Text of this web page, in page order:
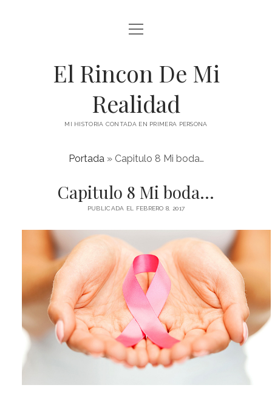
abrir
menú
El Rincon De Mi
Realidad
MI HISTORIA CONTADA EN PRIMERA PERSONA
Portada» Capitulo 8 Mi boda…
Capitulo 8 Mi boda…
PUBLICADA EL FEBRERO 8, 2017